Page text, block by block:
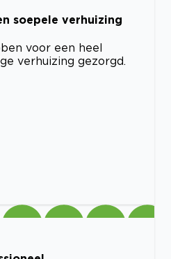
soepele verhuizing
voor een heel
verhuizing gezorgd.